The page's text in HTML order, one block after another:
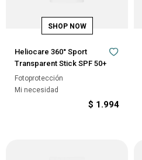
Heliocare 360° Sport
Transparent Stick SPF 50+
Fotoprotección
Mi necesidad
$ 1.994